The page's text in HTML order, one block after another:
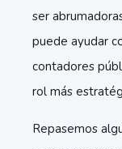
ser
puede ayudar
contadores
rol más
Repasemos